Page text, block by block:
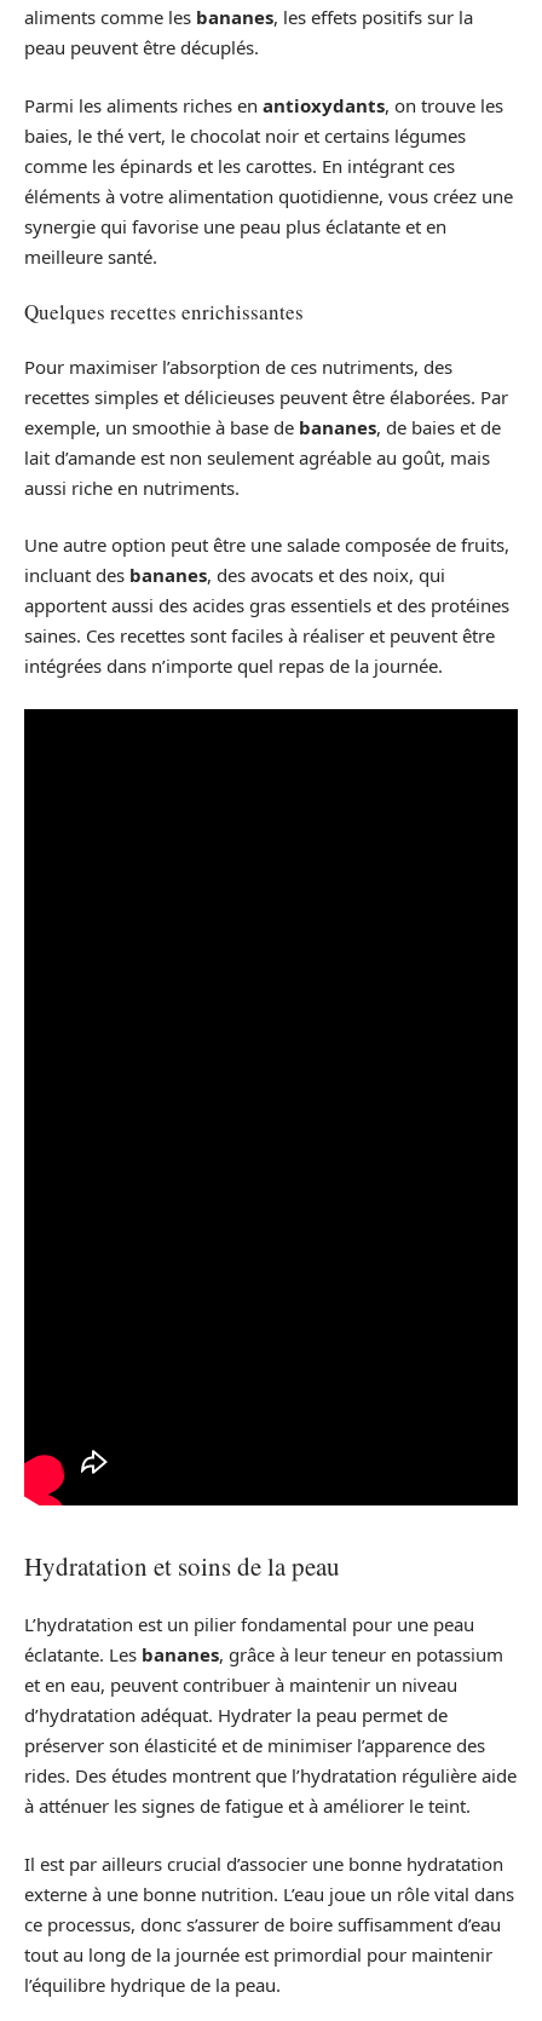
aliments comme les bananes, les effets positifs sur la
peau peuvent être décuplés.
Parmi les aliments riches en antioxydants, on trouve les
baies, le thé vert, le chocolat noir et certains légumes
comme les épinards et les carottes. En intégrant ces
éléments à votre alimentation quotidienne, vous créez une
synergie qui favorise une peau plus éclatante et en
meilleure santé.
Quelques recettes enrichissantes
Pour maximiser l’absorption de ces nutriments, des
recettes simples et délicieuses peuvent être élaborées. Par
exemple, un smoothie à base de bananes, de baies et de
lait d’amande est non seulement agréable au goût, mais
aussi riche en nutriments.
Une autre option peut être une salade composée de fruits,
incluant des bananes, des avocats et des noix, qui
apportent aussi des acides gras essentiels et des protéines
saines. Ces recettes sont faciles à réaliser et peuvent être
intégrées dans n’importe quel repas de la journée.
Hydratation et soins de la peau
L’hydratation est un pilier fondamental pour une peau
éclatante. Les bananes, grâce à leur teneur en potassium
et en eau, peuvent contribuer à maintenir un niveau
d’hydratation adéquat. Hydrater la peau permet de
préserver son élasticité et de minimiser l’apparence des
rides. Des études montrent que l’hydratation régulière aide
à atténuer les signes de fatigue et à améliorer le teint.
Il est par ailleurs crucial d’associer une bonne hydratation
externe à une bonne nutrition. L’eau joue un rôle vital dans
ce processus, donc s’assurer de boire suffisamment d’eau
tout au long de la journée est primordial pour maintenir
l’équilibre hydrique de la peau.